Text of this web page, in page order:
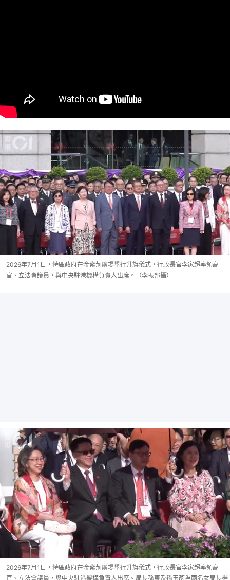
2026年7月1日，特區政府在金紫荊廣場舉行升旗儀式，行政長官李家超率領高
官、立法會議員，與中央駐港機構負責人出席。（李振邦攝）
2026年7月1日，特區政府在金紫荊廣場舉行升旗儀式，行政長官李家超率領高
官、立法會議員，與中央駐港機構負責人出席。局長孫東及孫玉菡為兩名女局長楊